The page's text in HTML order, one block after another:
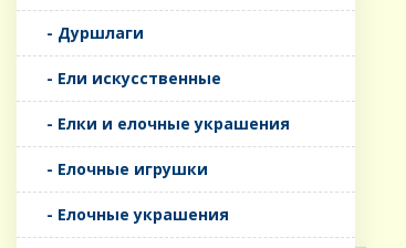
- Дуршлаги
- Ели искусственные
- Елки и елочные украшения
- Елочные игрушки
- Елочные украшения